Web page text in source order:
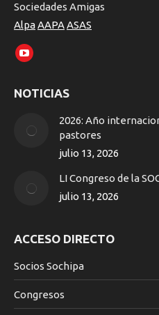
Sociedades Amigas
AlpaAAPAASAS
Encuéntranos en:
YouTube
opens
new
window
NOTICIAS
2026: Año
pastores
julio 13, 2026
LI Congreso de la
julio 13, 2026
ACCESO DIRECTO
Socios Sochipa
Congresos